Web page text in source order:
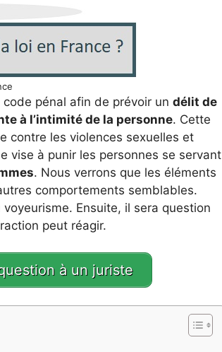
code pénal afin de prévoir un délit de
à l’intimité de la personne. Cette
contre les violences sexuelles et
vise à punir les personnes se servant
. Nous verrons que les éléments
comportements semblables.
Ensuite, il sera question
peut réagir.
à un juriste